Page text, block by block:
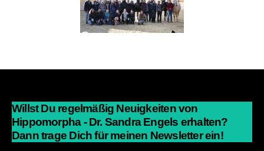
Willst Du regelmäßig Neuigkeiten von
Hippomorpha - Dr. Sandra Engels erhalten?
Dann trage Dich für meinen Newsletter ein!